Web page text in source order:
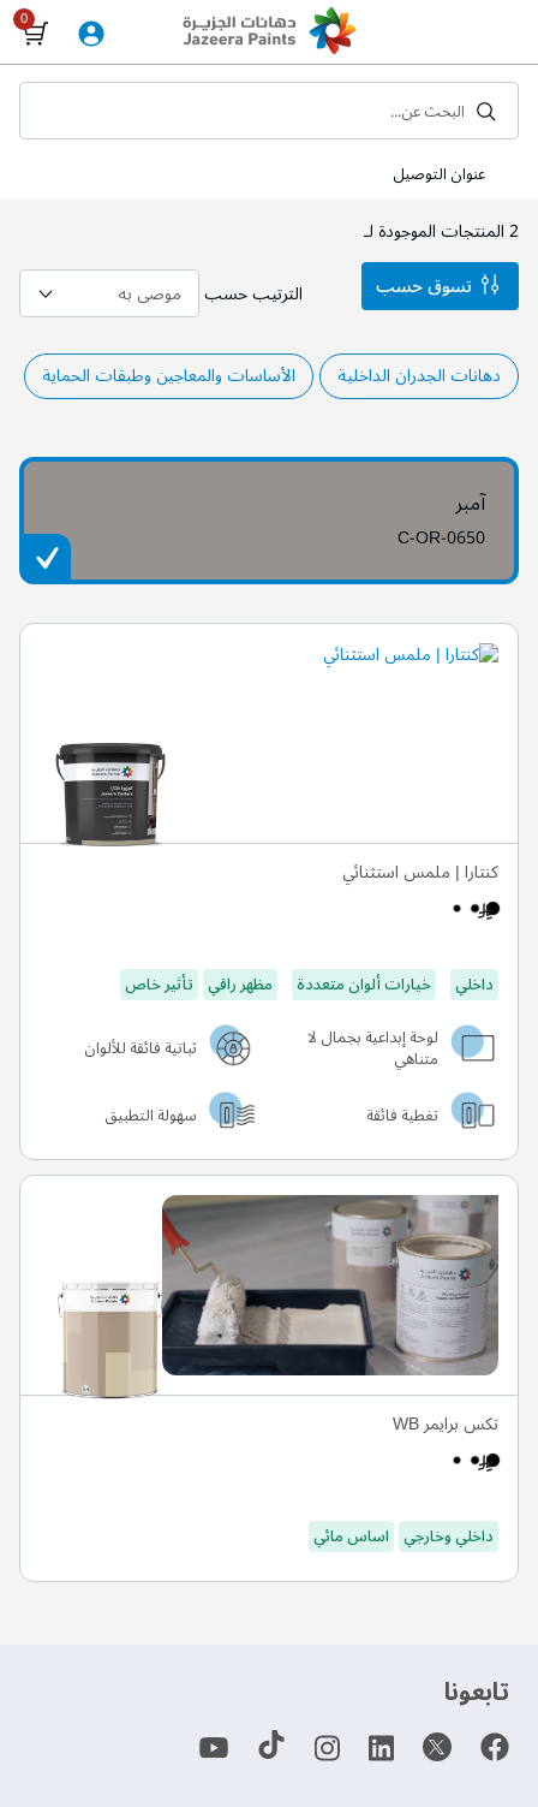
Content
عنوان التوصيل
البحث عن...
2المنتجات الموجودة لـ
الترتيب حسب
دهانات الجدران الداخلية الأساسات والمعاجين وطبقات الحماية
آمبر
C-OR-0650
كنتارا | ملمس استثنائي
داخلي خيارات ألوان متعددة مظهر راقي تأثير خاص
لوحة إبداعية بجمال لا
متناهي
ثباتية فائقة للألوان
تغطية فائقة
سهولة التطبيق
تكس برايمر WB
داخلي وخارجي اساس مائي
تسوق حسب
‫تابعونا‬